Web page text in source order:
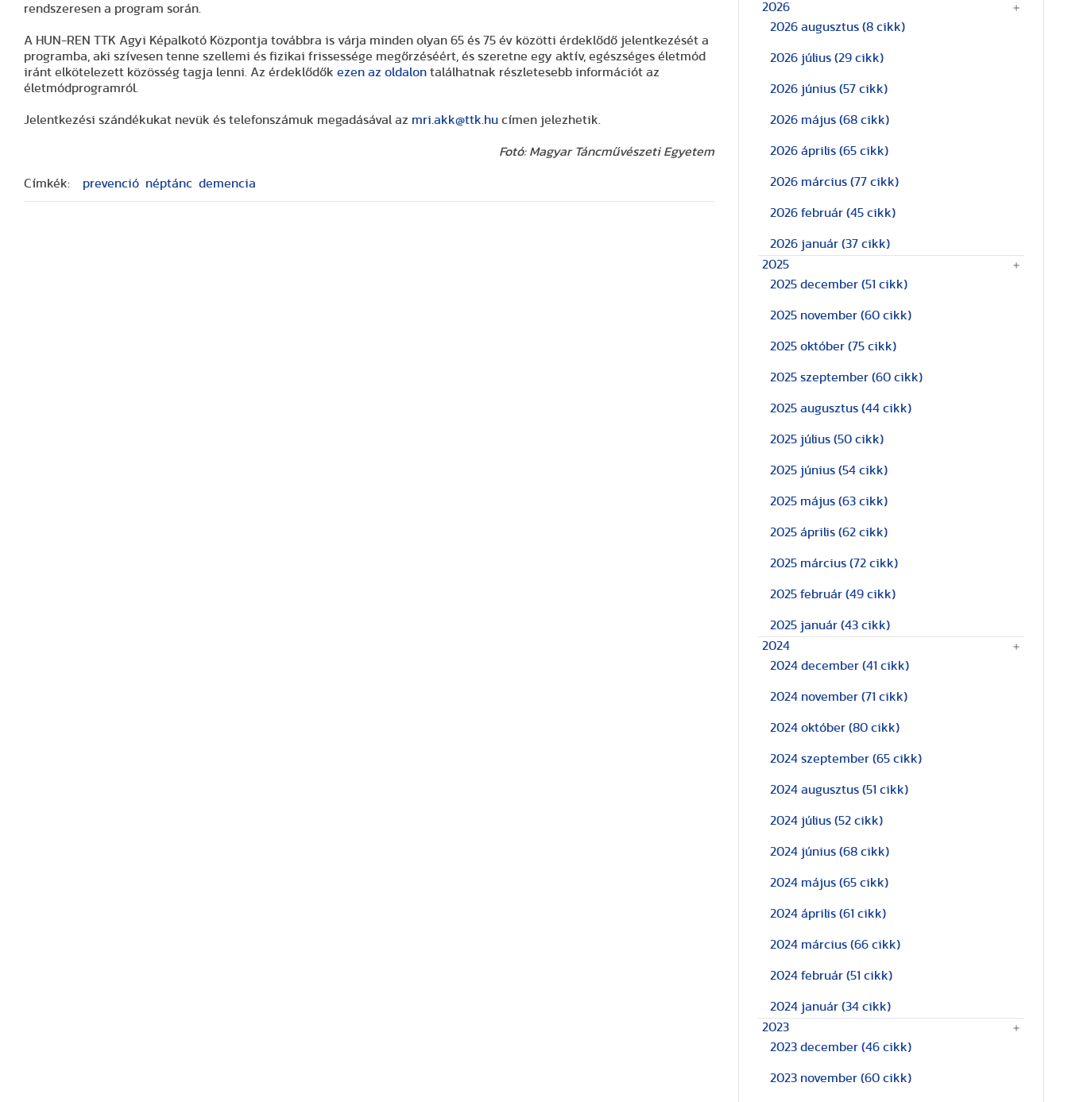
rendszeresen a program során.
A HUN-REN TTK Agyi Képalkotó Központja továbbra is várja minden olyan 65 és 75 év közötti érdeklődő jelentkezését a
programba, aki szívesen tenne szellemi és fizikai frissessége megőrzéséért, és szeretne egy aktív, egészséges életmód
iránt elkötelezett közösség tagja lenni. Az érdeklődők ezen az oldalon találhatnak részletesebb információt az
életmódprogramról.
Jelentkezési szándékukat nevük és telefonszámuk megadásával az mri.akk@ttk.hu címen jelezhetik.
Fotó: Magyar Táncművészeti Egyetem
Címkék: prevenció néptánc demencia
2026
2026 augusztus (8 cikk)
2026 július (29 cikk)
2026 június (57 cikk)
2026 május (68 cikk)
2026 április (65 cikk)
2026 március (77 cikk)
2026 február (45 cikk)
2026 január (37 cikk)
2025
2025 december (51 cikk)
2025 november (60 cikk)
2025 október (75 cikk)
2025 szeptember (60 cikk)
2025 augusztus (44 cikk)
2025 július (50 cikk)
2025 június (54 cikk)
2025 május (63 cikk)
2025 április (62 cikk)
2025 március (72 cikk)
2025 február (49 cikk)
2025 január (43 cikk)
2024
2024 december (41 cikk)
2024 november (71 cikk)
2024 október (80 cikk)
2024 szeptember (65 cikk)
2024 augusztus (51 cikk)
2024 július (52 cikk)
2024 június (68 cikk)
2024 május (65 cikk)
2024 április (61 cikk)
2024 március (66 cikk)
2024 február (51 cikk)
2024 január (34 cikk)
2023
2023 december (46 cikk)
2023 november (60 cikk)